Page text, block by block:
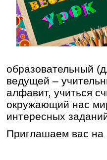
образовательный
ведущей –
алфавит, учиться
окружающий нас
интересных
Приглашаем вас